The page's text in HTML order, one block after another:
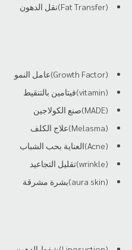
(Fat Transfer)نقل الدهون
(Growth Factor)عامل النمو
(vitamin)فيتامين بالتنقيط
(MADE)صنع الكولاجين
(Melasma)علاج الكلف
(Acne)العناية بحب الشباب
(wrinkle)تقليل التجاعيد
(aura skin)بشرة مشرقة